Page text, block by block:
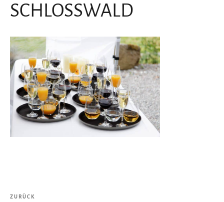
SCHLOSSWALD
Beitragsnavigation
Vorheriger
ZURÜCK